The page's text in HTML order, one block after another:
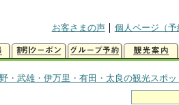
お客さまの声
個人ページ（予
・武雄・伊万里・有田・太良の観光スポッ